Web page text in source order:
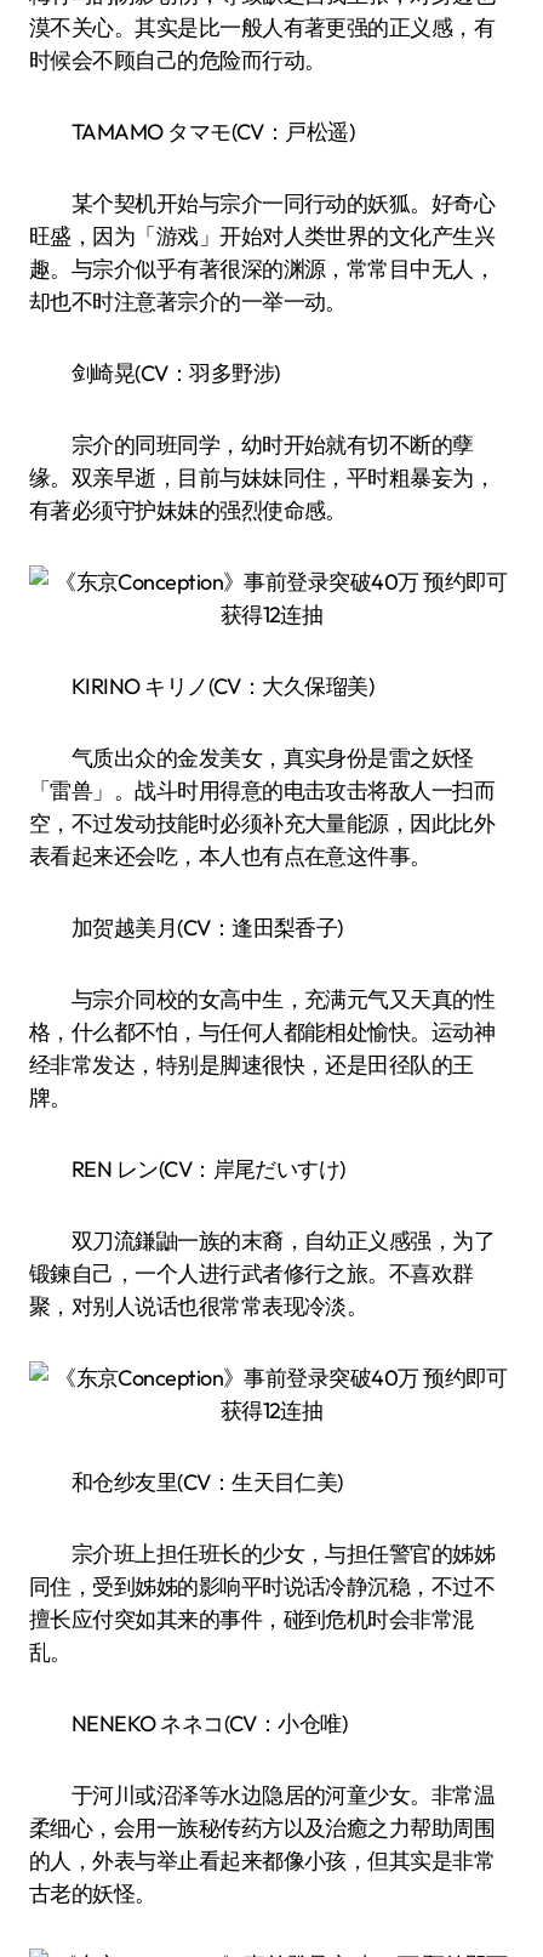
漠不关心。其实是比一般人有著更强的正义感，有
时候会不顾自己的危险而行动。
TAMAMO タマモ(CV：戸松遥)
某个契机开始与宗介一同行动的妖狐。好奇心
旺盛，因为「游戏」开始对人类世界的文化产生兴
趣。与宗介似乎有著很深的渊源，常常目中无人，
却也不时注意著宗介的一举一动。
剑崎晃(CV：羽多野涉)
宗介的同班同学，幼时开始就有切不断的孽
缘。双亲早逝，目前与妹妹同住，平时粗暴妄为，
有著必须守护妹妹的强烈使命感。
KIRINO キリノ(CV：大久保瑠美)
气质出众的金发美女，真实身份是雷之妖怪
「雷兽」。战斗时用得意的电击攻击将敌人一扫而
空，不过发动技能时必须补充大量能源，因此比外
表看起来还会吃，本人也有点在意这件事。
加贺越美月(CV：逢田梨香子)
与宗介同校的女高中生，充满元气又天真的性
格，什么都不怕，与任何人都能相处愉快。运动神
经非常发达，特别是脚速很快，还是田径队的王
牌。
REN レン(CV：岸尾だいすけ)
双刀流鎌鼬一族的末裔，自幼正义感强，为了
锻鍊自己，一个人进行武者修行之旅。不喜欢群
聚，对别人说话也很常常表现冷淡。
和仓纱友里(CV：生天目仁美)
宗介班上担任班长的少女，与担任警官的姊姊
同住，受到姊姊的影响平时说话冷静沉稳，不过不
擅长应付突如其来的事件，碰到危机时会非常混
乱。
NENEKO ネネコ(CV：小仓唯)
于河川或沼泽等水边隐居的河童少女。非常温
柔细心，会用一族秘传药方以及治癒之力帮助周围
的人，外表与举止看起来都像小孩，但其实是非常
古老的妖怪。